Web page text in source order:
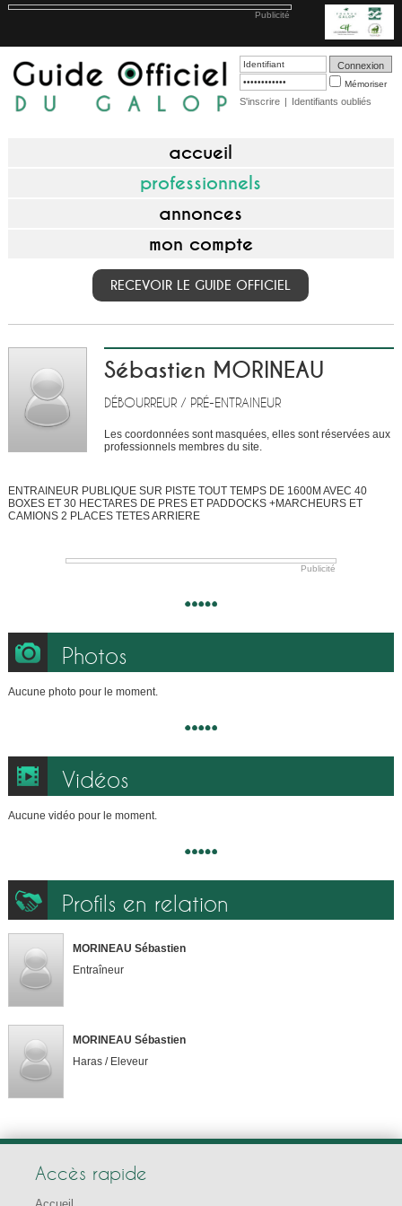
Publicité
Mémoriser
S'inscrire | Identifiants oubliés
accueil
professionnels
annonces
mon compte
RECEVOIR LE GUIDE OFFICIEL
Sébastien MORINEAU
DÉBOURREUR / PRÉ-ENTRAINEUR
Les coordonnées sont masquées, elles sont réservées aux
professionnels membres du site.
ENTRAINEUR PUBLIQUE SUR PISTE TOUT TEMPS DE 1600M AVEC 40
BOXES ET 30 HECTARES DE PRES ET PADDOCKS +MARCHEURS ET
CAMIONS 2 PLACES TETES ARRIERE
Publicité
Photos
Aucune photo pour le moment.
Vidéos
Aucune vidéo pour le moment.
Profils en relation
MORINEAU Sébastien
Entraîneur
MORINEAU Sébastien
Haras / Eleveur
Accès rapide